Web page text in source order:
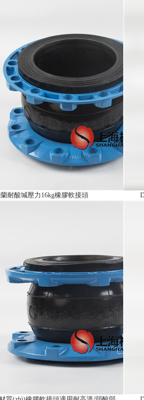
耐酸堿壓力16kg橡膠軟接頭